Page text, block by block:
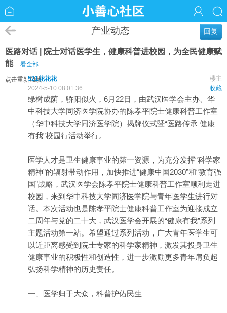
回复
产业动态
医路对话 | 院士对话医学生，健康科普进校园，为全民健康赋
能
看全部
点击重新加载 楼主
521花花花
收藏
2024-5-10 08:01:36
绿树成荫，骄阳似火，6月22日，由武汉医学会主办、华
中科技大学同济医学院协办的陈孝平院士健康科普工作室
（华中科技大学同济医学院）揭牌仪式暨“医路传承 健康
有我”校园行活动举行。
医学人才是卫生健康事业的第一资源，为充分发挥“科学家
精神”的辐射带动作用，加快推进“健康中国2030”和“教育强
国”战略，武汉医学会陈孝平院士健康科普工作室顺利走进
校园，来到华中科技大学同济医学院与青年医学生进行对
话。本次活动也是陈孝平院士健康科普工作室为迎接成立
二周年与党的二十大，武汉医学会开展的“健康有我”系列
主题活动第一站。希望通过系列活动，广大青年医学生可
以近距离感受到院士专家的科学家精神，激发其投身卫生
健康事业的积极性和创造性，进一步激励更多青年肩负起
弘扬科学精神的历史责任。
一、医学归于大众，科普护佑民生